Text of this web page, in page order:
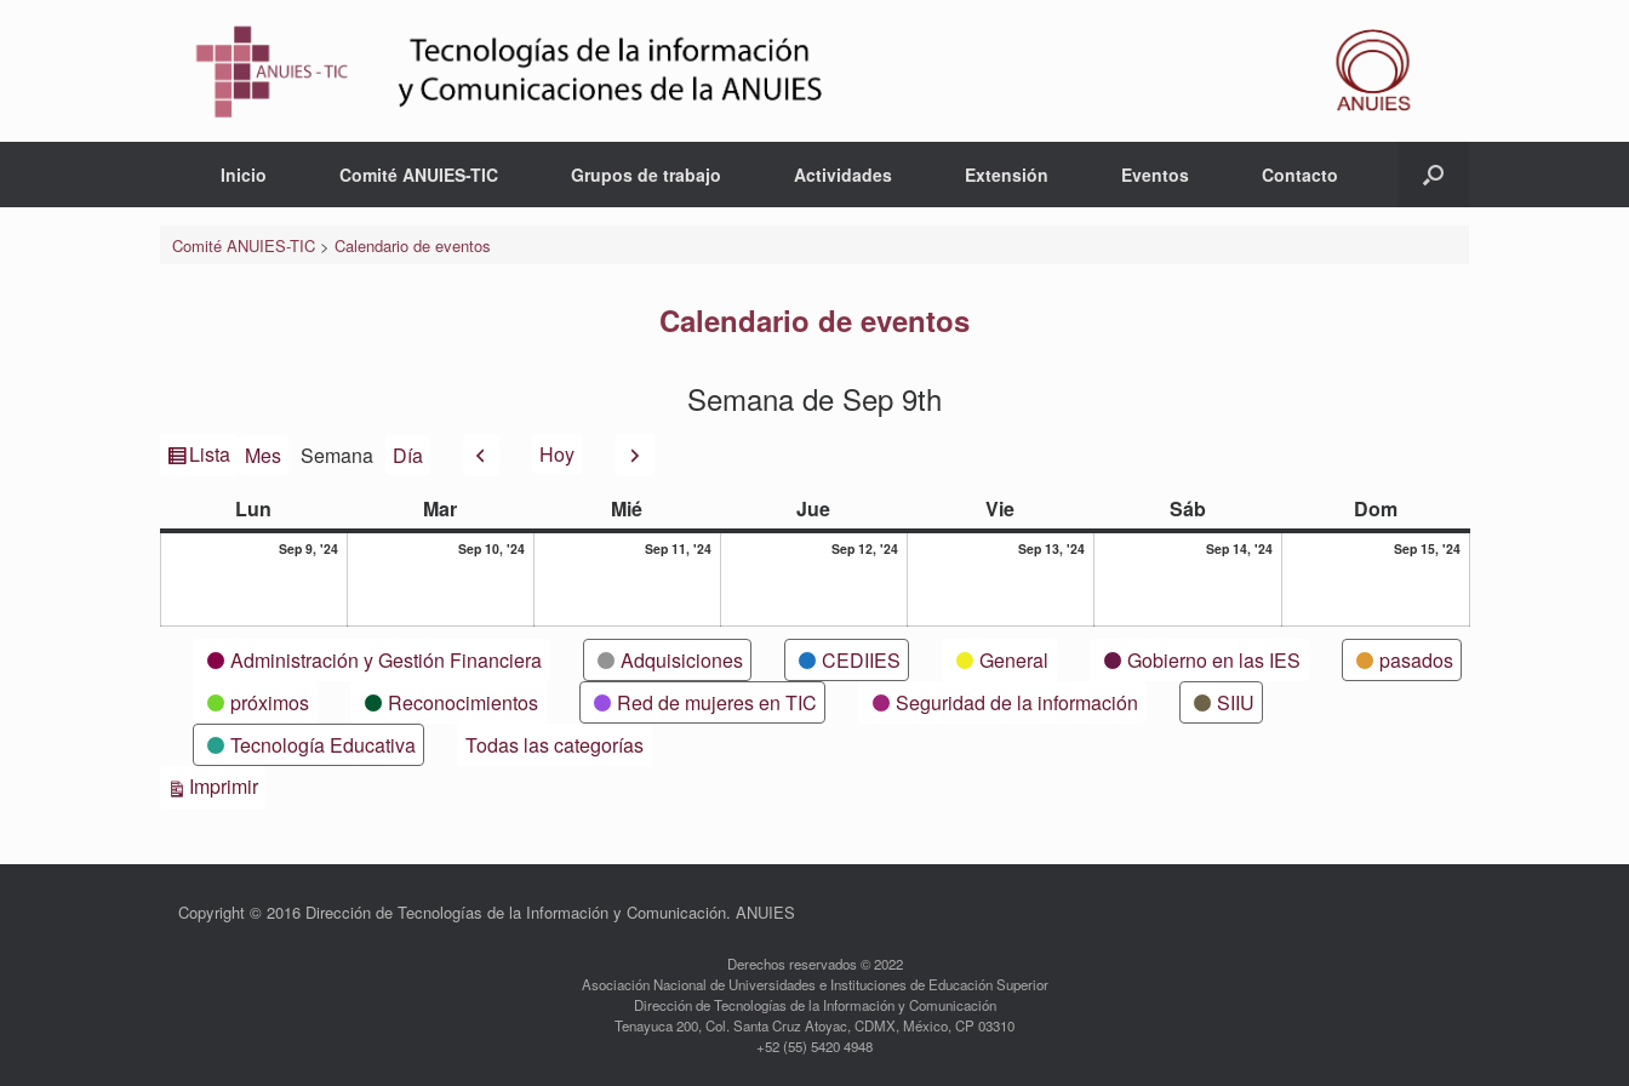
Inicio Comité ANUIES-TIC Grupos de trabajo Actividades Extensión Eventos Contacto
Comité ANUIES-TIC> Calendario de eventos
Calendario de eventos
Semana de Sep 9th
Ver
Lista Mes Semana Día AnteriorHoy Siguiente
Lun Marmartes Miémiércoles Juejueves Vieviernes Sábsábado Domdomingo
Sep 9, '249
Sep 10, '2410
Sep 11, '2411
Sep 12, '2412
Sep 13, '2413
Sep 14, '2414
Sep 15, '2415
CategoríasAdministración y Gestión Financiera Adquisiciones CEDIIES General Gobierno en las IES
pasados
próximos
Reconocimientos Red de mujeres en TIC Seguridad de la información
SIIU
Tecnología Educativa
Todas las categorías
ImprimirVistas
Copyright © 2016 Dirección de Tecnologías de la Información y Comunicación. ANUIES
Derechos reservados © 2022
Asociación Nacional de Universidades e Instituciones de Educación Superior
Dirección de Tecnologías de la Información y Comunicación
Tenayuca 200, Col. Santa Cruz Atoyac, CDMX, México, CP 03310
+52 (55) 5420 4948